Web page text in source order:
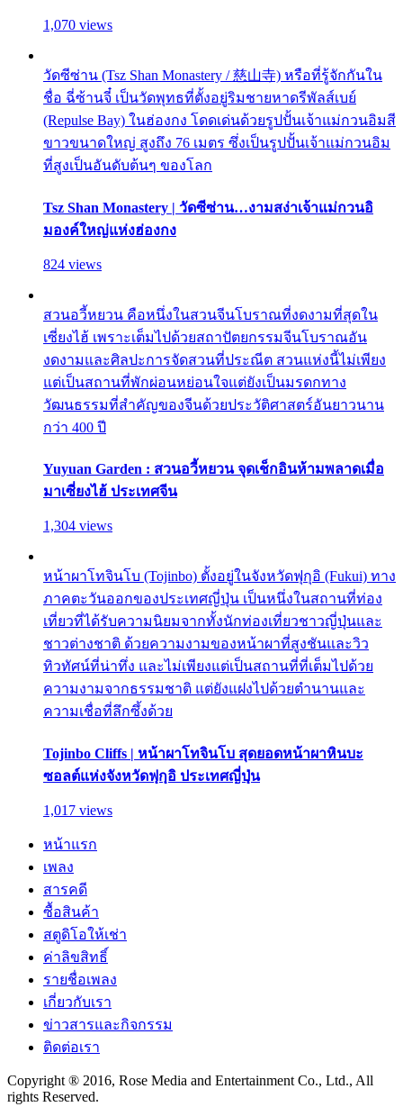
1,070 views
วัดซีซ่าน (Tsz Shan Monastery / 慈山寺) หรือที่รู้จักกันใน
ชื่อ ฉี่ซ้านจี๋ เป็นวัดพุทธที่ตั้งอยู่ริมชายหาดรีพัลส์เบย์
(Repulse Bay) ในฮ่องกง โดดเด่นด้วยรูปปั้นเจ้าแม่กวนอิมสี
ขาวขนาดใหญ่ สูงถึง 76 เมตร ซึ่งเป็นรูปปั้นเจ้าแม่กวนอิม
ที่สูงเป็นอันดับต้นๆ ของโลก
Tsz Shan Monastery | วัดซีซ่าน…งามสง่าเจ้าแม่กวนอิ
มองค์ใหญ่แห่งฮ่องกง
824 views
สวนอวี้หยวน คือหนึ่งในสวนจีนโบราณที่งดงามที่สุดใน
เซี่ยงไฮ้ เพราะเต็มไปด้วยสถาปัตยกรรมจีนโบราณอัน
งดงามและศิลปะการจัดสวนที่ประณีต สวนแห่งนี้ไม่เพียง
แต่เป็นสถานที่พักผ่อนหย่อนใจแต่ยังเป็นมรดกทาง
วัฒนธรรมที่สำคัญของจีนด้วยประวัติศาสตร์อันยาวนาน
กว่า 400 ปี
Yuyuan Garden : สวนอวี้หยวน จุดเช็กอินห้ามพลาดเมื่อ
มาเซี่ยงไฮ้ ประเทศจีน
1,304 views
หน้าผาโทจินโบ (Tojinbo) ตั้งอยู่ในจังหวัดฟุกุอิ (Fukui) ทาง
ภาคตะวันออกของประเทศญี่ปุ่น เป็นหนึ่งในสถานที่ท่อง
เที่ยวที่ได้รับความนิยมจากทั้งนักท่องเที่ยวชาวญี่ปุ่นและ
ชาวต่างชาติ ด้วยความงามของหน้าผาที่สูงชันและวิว
ทิวทัศน์ที่น่าทึ่ง และไม่เพียงแต่เป็นสถานที่ที่เต็มไปด้วย
ความงามจากธรรมชาติ แต่ยังแฝงไปด้วยตำนานและ
ความเชื่อที่ลึกซึ้งด้วย
Tojinbo Cliffs | หน้าผาโทจินโบ สุดยอดหน้าผาหินบะ
ซอลต์แห่งจังหวัดฟุกุอิ ประเทศญี่ปุ่น
1,017 views
หน้าแรก
เพลง
สารคดี
ซื้อสินค้า
สตูดิโอให้เช่า
ค่าลิขสิทธิ์
รายชื่อเพลง
เกี่ยวกับเรา
ข่าวสารและกิจกรรม
ติดต่อเรา
Copyright ® 2016, Rose Media and Entertainment Co., Ltd., All
rights Reserved.